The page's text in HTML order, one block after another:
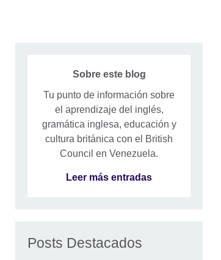
Sobre este blog
Tu punto de información sobre
el aprendizaje del inglés,
gramática inglesa, educación y
cultura británica con el British
Council en Venezuela.
Leer más entradas
Posts Destacados